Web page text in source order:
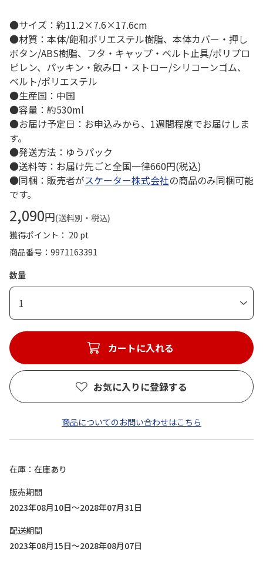
●サイズ：約11.2×7.6×17.6cm
●材質：本体/飽和ポリエステル樹脂、本体カバー・押し
ボタン/ABS樹脂、フタ・キャップ・ベルト止具/ポリプロ
ピレン、パッキン・飲み口・ストロー/シリコーンゴム、
ベルト/ポリエステル
●生産国：中国
●容量：約530ml
●お届け予定日：お申込みから、1週間程度でお届けしま
す。
●発送方法：ゆうパック
●送料等：お届け先ごと全国一律660円(税込)
●同梱：販売者がスケーター株式会社の商品のみ同梱可能
です。
2,090円(送料別・税込)
獲得ポイント： 20 pt
商品番号
9971163391
数量
1
カートに入れる
お気に入りに登録する
商品についてのお問い合わせはこちら
在庫
在庫あり
販売期間
2023年08月10日～2028年07月31日
配送期間
2023年08月15日～2028年08月07日